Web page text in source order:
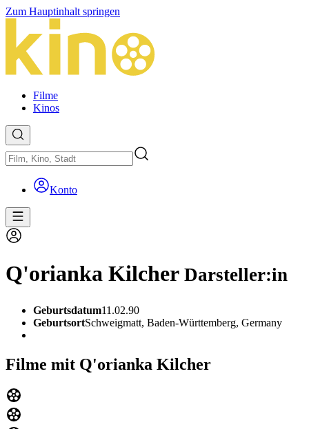
Zum Hauptinhalt springen
Filme
Kinos
Konto
Q'orianka Kilcher Darsteller:in
Geburtsdatum11.02.90
GeburtsortSchweigmatt, Baden-Württemberg, Germany
Filme mit Q'orianka Kilcher